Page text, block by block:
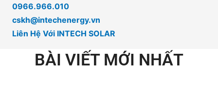
0966.966.010
cskh@intechenergy.vn
Liên Hệ Với INTECH SOLAR
BÀI VIẾT MỚI NHẤT